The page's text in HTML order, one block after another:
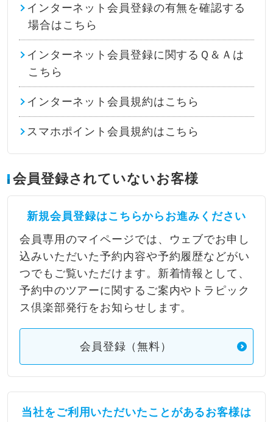
インターネット会員登録の有無を確認する
場合はこちら
インターネット会員登録に関するＱ＆Ａは
こちら
インターネット会員規約はこちら
スマホポイント会員規約はこちら
会員登録されていないお客様
新規会員登録はこちらからお進みください
会員専用のマイページでは、ウェブでお申し
込みいただいた予約内容や予約履歴などがい
つでもご覧いただけます。新着情報として、
予約中のツアーに関するご案内やトラピック
ス倶楽部発行をお知らせします。
会員登録（無料）
当社をご利用いただいたことがあるお客様は